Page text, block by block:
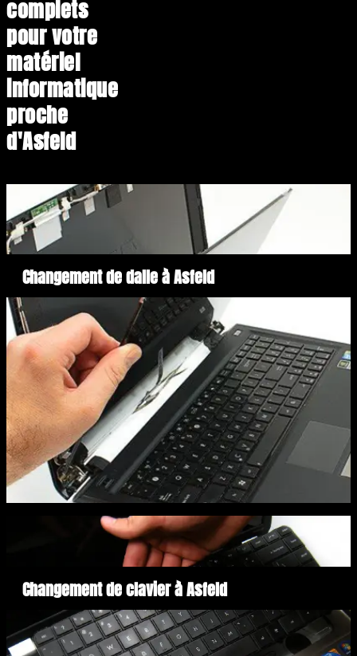
pour votre
matériel
informatique
proche
d'Asfeld
Changement de dalle à Asfeld
Changement de clavier à Asfeld